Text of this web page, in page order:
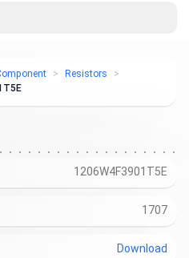
Resistors
1206W4F3901T5E
1707
Download